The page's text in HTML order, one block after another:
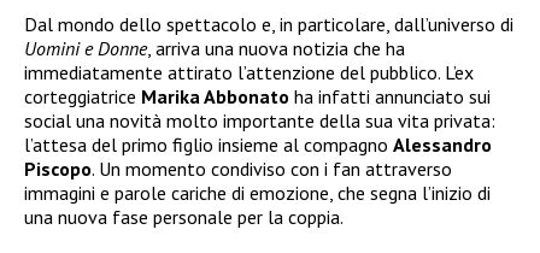
Dal mondo dello spettacolo e, in particolare, dall’universo di
Uomini e Donne, arriva una nuova notizia che ha
immediatamente attirato l’attenzione del pubblico. L’ex
corteggiatrice Marika Abbonato ha infatti annunciato sui
social una novità molto importante della sua vita privata:
l’attesa del primo figlio insieme al compagno Alessandro
Piscopo. Un momento condiviso con i fan attraverso
immagini e parole cariche di emozione, che segna l’inizio di
una nuova fase personale per la coppia.